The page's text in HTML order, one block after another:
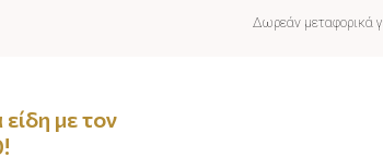
Δωρεάν μεταφορικά
με τον